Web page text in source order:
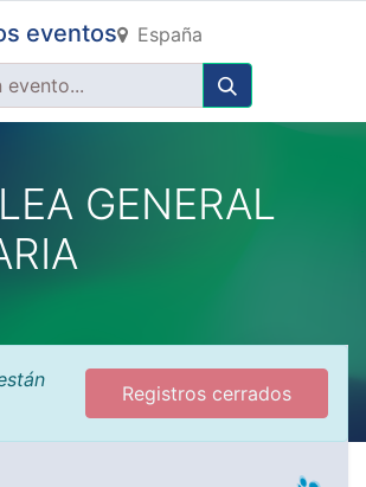
eventos España
GENERAL
Registros cerrados